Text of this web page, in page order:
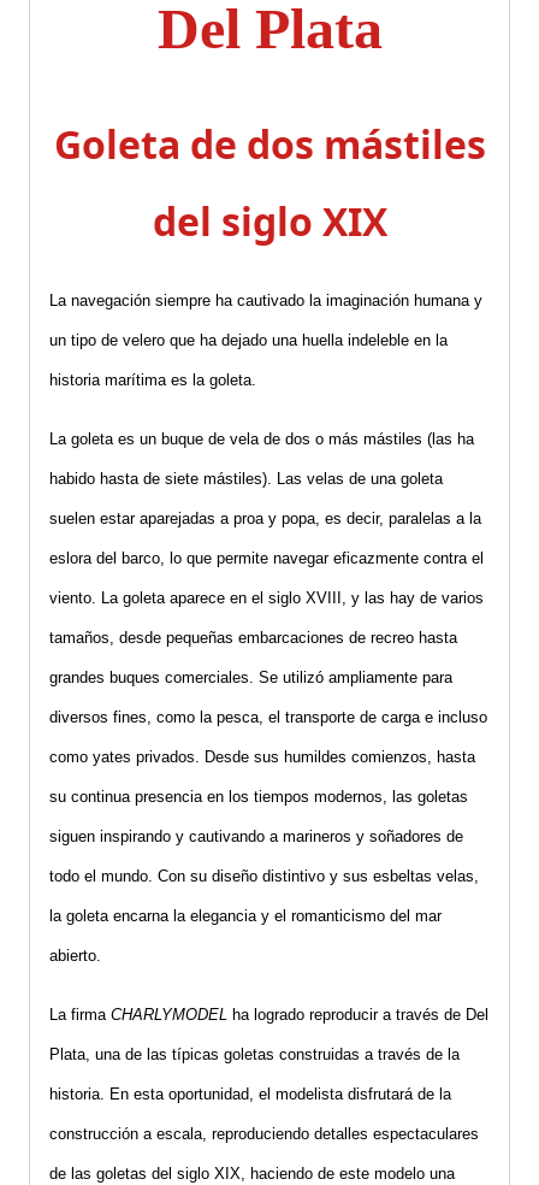
Del Plata
Goleta de dos mástiles
del siglo XIX
La navegación siempre ha cautivado la imaginación humana y
un tipo de velero que ha dejado una huella indeleble en la
historia marítima es la goleta.
La goleta es un buque de vela de dos o más mástiles (las ha
habido hasta de siete mástiles). Las velas de una goleta
suelen estar aparejadas a proa y popa, es decir, paralelas a la
eslora del barco, lo que permite navegar eficazmente contra el
viento. La goleta aparece en el siglo XVIII , y las hay de varios
tamaños, desde pequeñas embarcaciones de recreo hasta
grandes buques comerciales. Se utilizó ampliamente para
diversos fines, como la pesca, el transporte de carga e incluso
como yates privados. Desde sus humildes comienzos, hasta
su continua presencia en los tiempos modernos, las goletas
siguen inspirando y cautivando a marineros y soñadores de
todo el mundo. Con su diseño distintivo y sus esbeltas velas,
la goleta encarna la elegancia y el romanticismo del mar
abierto.
La firma CHARLYMODEL ha logrado reproducir a través de Del
Plata, una de las típicas goletas construidas a través de la
historia. En esta oportunidad, el modelista disfrutaráde la
construcción a escala, reproduciendo detalles espectaculares
de las goletas del siglo XIX, haciendo de este modelo una